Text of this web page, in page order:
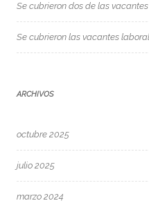
Se cubrieron dos de las
Se cubrieron las vacantes
ARCHIVOS
octubre 2025
julio 2025
marzo 2024